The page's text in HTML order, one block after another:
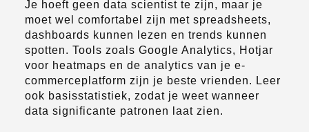
Je hoeft geen data scientist te zijn, maar je
moet wel comfortabel zijn met spreadsheets,
dashboards kunnen lezen en trends kunnen
spotten. Tools zoals Google Analytics, Hotjar
voor heatmaps en de analytics van je e-
commerceplatform zijn je beste vrienden. Leer
ook basisstatistiek, zodat je weet wanneer
data significante patronen laat zien.